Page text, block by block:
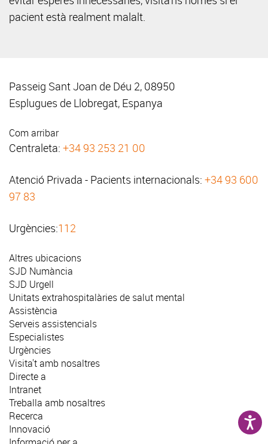
pacient està realment malalt.
Passeig Sant Joan de Déu 2, 08950
Esplugues de Llobregat, Espanya
Com arribar
Centraleta: +34 93 253 21 00
Atenció Privada - Pacients internacionals: +34 93 600
97 83
Urgències:112
Altres ubicacions
SJD Numància
SJD Urgell
Unitats extrahospitalàries de salut mental
Assistència
Serveis assistencials
Especialistes
Urgències
Visita't amb nosaltres
Directe a
Intranet
Treballa amb nosaltres
Recerca
Innovació